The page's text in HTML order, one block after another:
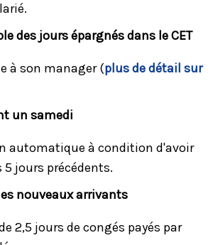
des jours épargnés dans le CET
à son manager (plus de détail sur
un samedi
automatique à condition d'avoir
5 jours précédents.
nouveaux arrivants
2,5 jours de congés payés par